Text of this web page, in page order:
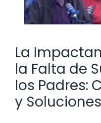
La
la Falta de
los Padres:
y Soluciones